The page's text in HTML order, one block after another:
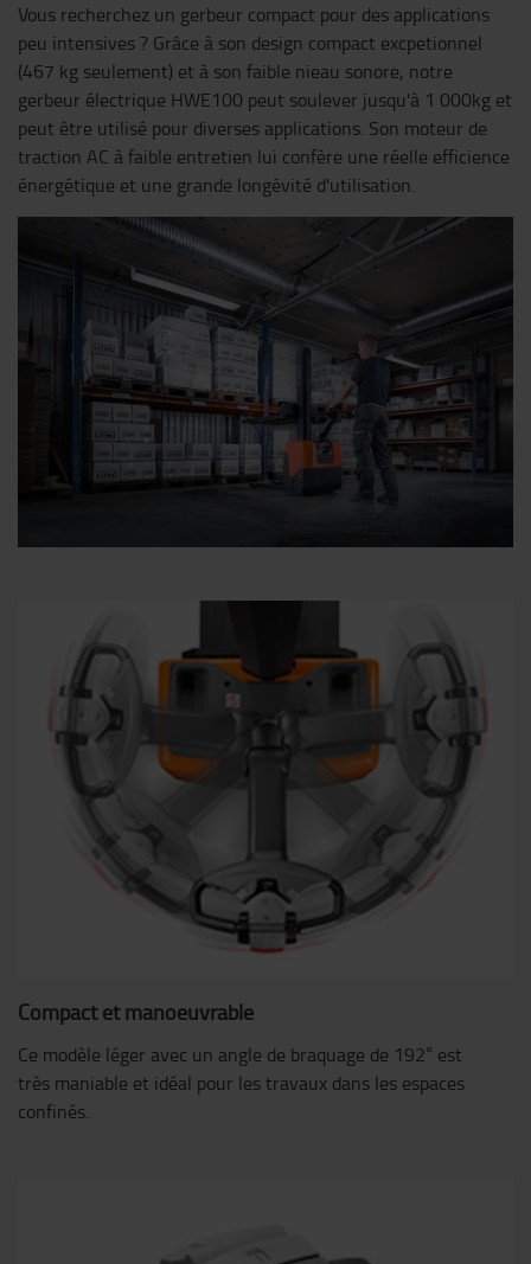
Vous recherchez un gerbeur compact pour des applications
peu intensives ? Grâce à son design compact excpetionnel
(467 kg seulement) et à son faible nieau sonore, notre
gerbeur électrique HWE100 peut soulever jusqu'à 1 000kg et
peut être utilisé pour diverses applications. Son moteur de
traction AC à faible entretien lui confère une réelle efficience
énergétique et une grande longévité d'utilisation.
Compact et manoeuvrable
Ce modèle léger avec un angle de braquage de 192° est
très maniable et idéal pour les travaux dans les espaces
confinés.